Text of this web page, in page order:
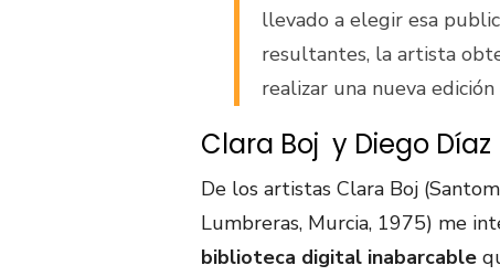
llevado a elegir esa
resultantes, la artista
realizar una nueva
Clara Boj y Diego Díaz
De los artistas Clara Boj
Lumbreras, Murcia, 1975) me
biblioteca digital inabarcable